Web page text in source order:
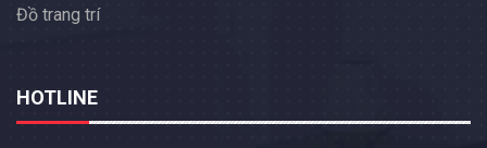
Đồ trang trí
HOTLINE